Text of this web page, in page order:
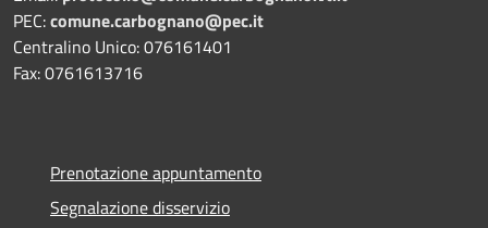
PEC:comune.carbognano@pec.it
Centralino Unico: 076161401
Fax: 0761613716
Prenotazione appuntamento
Segnalazione disservizio